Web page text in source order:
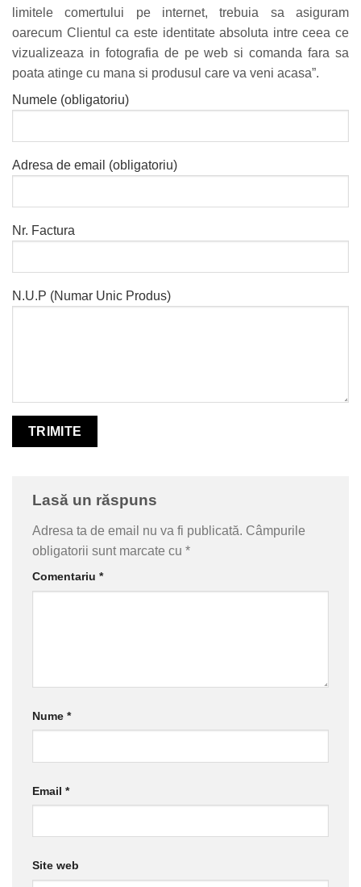
limitele comertului pe internet, trebuia sa asiguram
oarecum Clientul ca este identitate absoluta intre ceea ce
vizualizeaza in fotografia de pe web si comanda fara sa
poata atinge cu mana si produsul care va veni acasa”.
Numele (obligatoriu)
Adresa de email (obligatoriu)
Nr. Factura
N.U.P (Numar Unic Produs)
Lasă un răspuns
Adresa ta de email nu va fi publicată. Câmpurile
obligatorii sunt marcate cu *
Comentariu *
Nume *
Email *
Site web